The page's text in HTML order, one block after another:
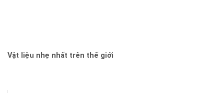
Vật liệu nhẹ nhất trên thế giới